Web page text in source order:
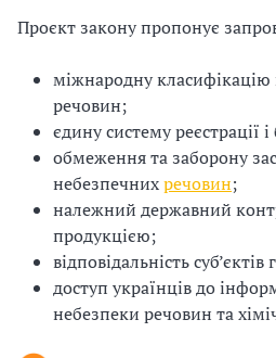
Проєкт закону пропонує
міжнародну класифікацію
речовин;
єдину систему реєстрації
обмеження та заборону
небезпечнихречовин;
належний державний
продукцією;
відповідальність
доступ українців до
небезпеки речовин та
т
д